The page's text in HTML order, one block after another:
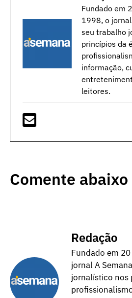
Fundado em
1998, o
seu trabalho
princípios da
informação,
leitores.
Comente abaixo
Redação
Fundado em
jornal A
jornalístico nos